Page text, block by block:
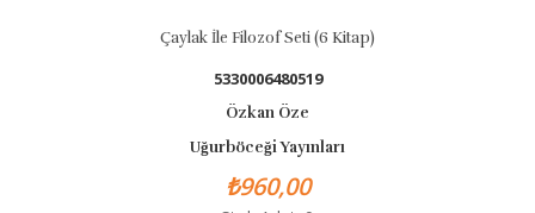
Çaylak İle Filozof Seti (6 Kitap)
Uğurböceği Yayınları